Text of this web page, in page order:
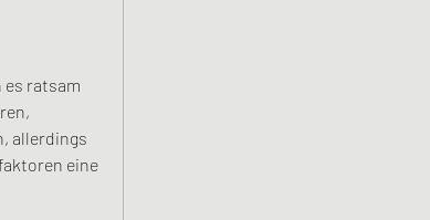
es ratsam
allerdings
eine